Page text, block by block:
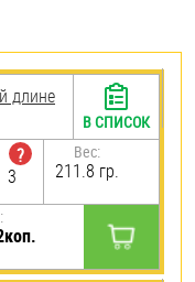
длине
?
3
Вес:
211.8 гр.
В СПИСОК